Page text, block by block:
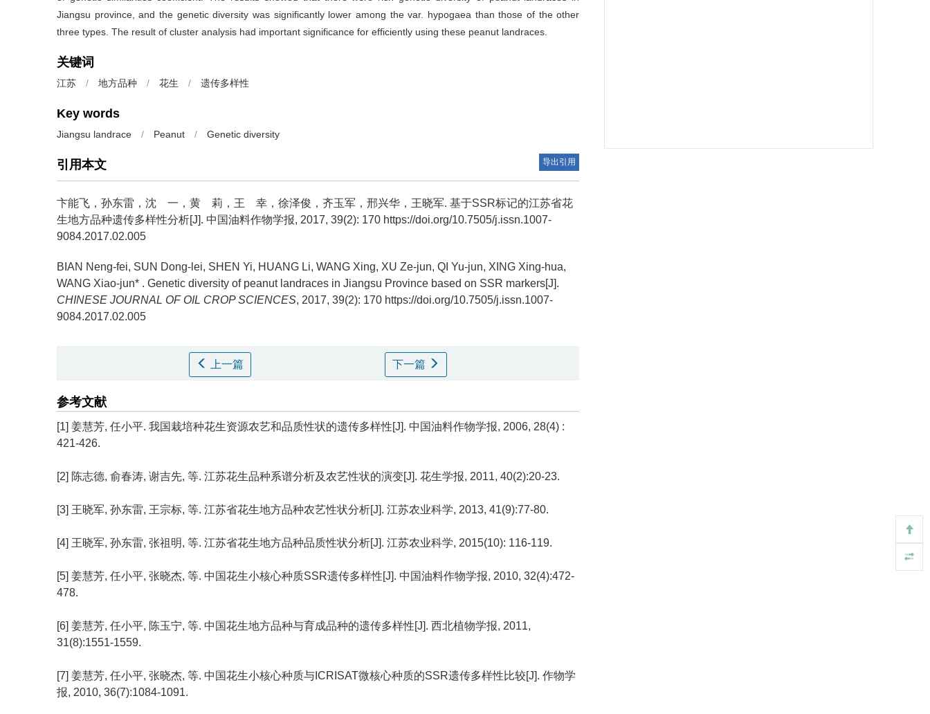
Jiangsu province, and the genetic diversity was significantly lower among the var. hypogaea than those of the other
three types. The result of cluster analysis had important significance for efficiently using these peanut landraces.
关键词
江苏 / 地方品种 / 花生 / 遗传多样性
Key words
Jiangsu landrace / Peanut / Genetic diversity
引用本文 导出引用
卞能飞，孙东雷，沈 一，黄 莉，王 幸，徐泽俊，齐玉军，邢兴华，王晓军. 基于SSR标记的江苏省花
生地方品种遗传多样性分析[J]. 中国油料作物学报, 2017, 39(2): 170 https://doi.org/10.7505/j.issn.1007-
9084.2017.02.005
BIAN Neng-fei, SUN Dong-lei, SHEN Yi, HUANG Li, WANG Xing, XU Ze-jun, QI Yu-jun, XING Xing-hua,
WANG Xiao-jun* . Genetic diversity of peanut landraces in Jiangsu Province based on SSR markers[J].
CHINESE JOURNAL OF OIL CROP SCIENCES, 2017, 39(2): 170 https://doi.org/10.7505/j.issn.1007-
9084.2017.02.005
上一篇 下一篇
参考文献
[1] 姜慧芳, 任小平. 我国栽培种花生资源农艺和品质性状的遗传多样性[J]. 中国油料作物学报, 2006, 28(4) :
421-426.
[2] 陈志德, 俞春涛, 谢吉先, 等. 江苏花生品种系谱分析及农艺性状的演变[J]. 花生学报, 2011, 40(2):20-23.
[3] 王晓军, 孙东雷, 王宗标, 等. 江苏省花生地方品种农艺性状分析[J]. 江苏农业科学, 2013, 41(9):77-80.
[4] 王晓军, 孙东雷, 张祖明, 等. 江苏省花生地方品种品质性状分析[J]. 江苏农业科学, 2015(10): 116-119.
[5] 姜慧芳, 任小平, 张晓杰, 等. 中国花生小核心种质SSR遗传多样性[J]. 中国油料作物学报, 2010, 32(4):472-
478.
[6] 姜慧芳, 任小平, 陈玉宁, 等. 中国花生地方品种与育成品种的遗传多样性[J]. 西北植物学报, 2011,
31(8):1551-1559.
[7] 姜慧芳, 任小平, 张晓杰, 等. 中国花生小核心种质与ICRISAT微核心种质的SSR遗传多样性比较[J]. 作物学
报, 2010, 36(7):1084-1091.